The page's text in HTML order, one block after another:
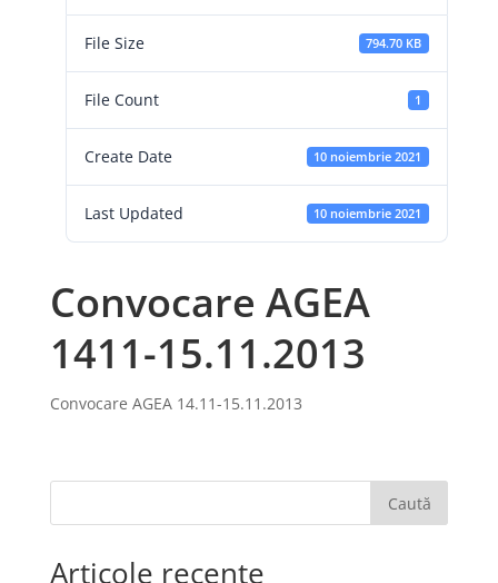
File Size 794.70 KB
File Count 1
Create Date 10 noiembrie 2021
Last Updated 10 noiembrie 2021
Convocare AGEA
1411-15.11.2013
Convocare AGEA 14.11-15.11.2013
Caută
Articole recente